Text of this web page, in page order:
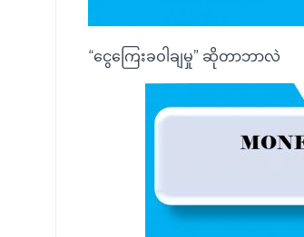
“ငွေကြေးခဝါချမှု” ဆိုတာဘာလဲ